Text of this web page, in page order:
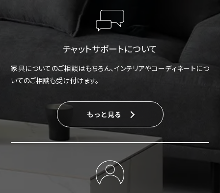
チャットサポートについて
家具についてのご相談はもちろん、インテリアやコーディネートにつ
いてのご相談も受け付けます。
もっと見る